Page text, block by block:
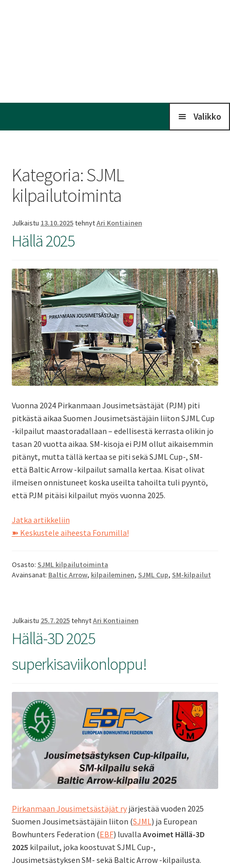
Valikko
Kalenteri
Liitto
Materiaali
Forum
Linkit
Palaute
SV
Kategoria: SJML
kilpailutoiminta
Julkaistu 13.10.2025tehnytAri Kontiainen
Hällä 2025
Vuonna 2024 Pirkanmaan Jousimetsästäjät (PJM) piti
pitkästä aikaa Suomen Jousimetsästäjäin liiton SJML Cup
-kilpailut maastoradallaan – edellisestä kerrasta olikin jo
tasan 20 vuotta aikaa. SM-kisoja ei PJM ollut aikaisemmin
pitänyt, mutta tällä kertaa se piti sekä SJML Cup-, SM-
että Baltic Arrow -kilpailut samalla kertaa. Kisat olivat
ilmeisen onnistuneet koska useilta tahoilta tuli pyyntö,
että PJM pitäisi kilpailut myös vuonna 2025.
Jatka artikkeliinHällä
2025
➽ Keskustele aiheesta Forumilla!
Osasto: SJML kilpailutoiminta
Avainsanat: Baltic Arrow, kilpaileminen, SJML Cup, SM-kilpailut
Julkaistu 25.7.2025tehnytAri Kontiainen
Hällä-3D 2025
superkisaviikonloppu!
Pirkanmaan Jousimetsästäjät ryjärjestää vuoden 2025
Suomen Jousimetsästäjäin liiton (SJML) ja European
Bowhunters Federation (EBF) luvalla Avoimet Hällä-3D
2025 kilpailut, joka koostuvat SJML Cup-,
Jousimetsästyksen SM- sekä Baltic Arrow -kilpailusta.